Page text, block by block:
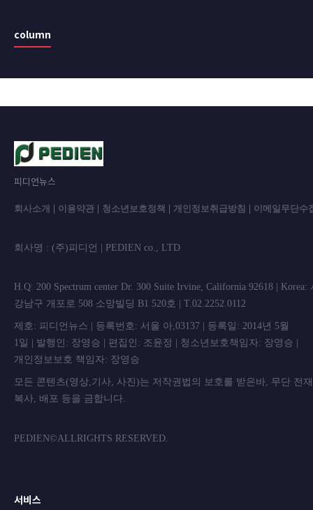
column
피디언뉴스
회사소개 이용약관 청소년보호정책 개인정보취급방침 이메일무단수
회사명 : (주)피디언 | PEDIEN co.,
H.Q: 200 Spectrum center Dr. 300 Suite Irvine, California 92618 | Korea:
강남구 개포로 508 소망빌딩 B1 520호 | T.02.2252.0112
제호: 피디언뉴스 | 등록번호: 서울 아,03137 | 등록일: 2014년 5월
1일 | 발행인: 장영승 | 편집인: 조윤정 | 청소년보호책임자: 장영승 |
개인정보보호 책임자: 장영승
모든 콘텐츠(영상,기사, 사진)는 저작권법의 보호를 받은바, 무단 전
복사, 배포 등을 금합니
PEDIEN©ALLRIGHTS RESERVED.
서비스